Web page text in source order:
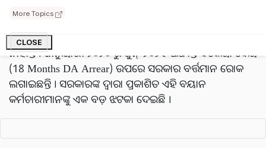
More Topics
CLOSE
Arrear)ଏପର୍ଯ୍ୟନ୍ତ ଏଜେଣ୍ଡାରେ ସାମିଲ କରାଯାଇ ନାହିଁ, ଯାହା
ସ୍ପଷ୍ଟ କରୁଛି ଯେ ସରକାର ଏହା ଉପରେ କୌଣସି ନିଷ୍ପତ୍ତି ସପକ୍ଷରେ
ନାହାଁନ୍ତି । ଜାନୁୟାରୀ ୨୦୨୦ ରୁ ଜୁନ୍ ୨୦୨୧ ପର୍ଯ୍ୟନ୍ତ ବକେୟା ଦେୟ
(18 Months DA Arrear) ଉପରେ ସରକାର ବର୍ତ୍ତମାନ ରୋକ
ଲଗାଇଛନ୍ତି । ସରକାରଙ୍କ ଦ୍ୱାରା ପ୍ରକାଶିତ ଏହି ବୟାନ
କର୍ମଚାରୀମାନଙ୍କୁ ଏକ ବଡ଼ ଝଟକା ଦେଇଛି ।